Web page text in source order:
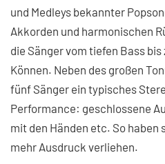
und Medleys bekannter
Akkorden und harmonischen
die Sänger vom tiefen Bass
Können. Neben des großen
fünf Sänger ein typisches
Performance: geschlossene
mit den Händen etc. So haben
mehr Ausdruck verliehen.